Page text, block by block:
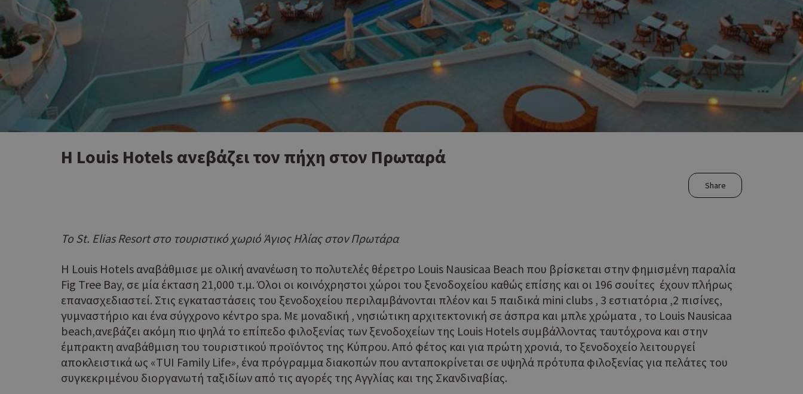
Η Louis Hotels ανεβάζει τον πήχη στον Πρωταρά
Share
Το St. Elias Resort στο τουριστικό χωριό Άγιος Ηλίας στον Πρωτάρα
Η Louis Hotels αναβάθμισε με ολική ανανέωση το πολυτελές θέρετρο Louis Nausicaa Beach που βρίσκεται στην φημισμένη παραλία
Fig Tree Bay, σε μία έκταση 21,000 τ.μ. Όλοι οι κοινόχρηστοι χώροι του ξενοδοχείου καθώς επίσης και οι 196 σουίτες έχουν πλήρως
επανασχεδιαστεί. Στις εγκαταστάσεις του ξενοδοχείου περιλαμβάνονται πλέον και 5 παιδικά mini clubs , 3 εστιατόρια ,2 πισίνες,
γυμναστήριο και ένα σύγχρονο κέντρο spa. Με μοναδική , νησιώτικη αρχιτεκτονική σε άσπρα και μπλε χρώματα , το Louis Nausicaa
beach,ανεβάζει ακόμη πιο ψηλά το επίπεδο φιλοξενίας των ξενοδοχείων της Louis Hotels συμβάλλοντας ταυτόχρονα και στην
έμπρακτη αναβάθμιση του τουριστικού προϊόντος της Κύπρου. Από φέτος και για πρώτη χρονιά, το ξενοδοχείο λειτουργεί
αποκλειστικά ως «TUI Family Life», ένα πρόγραμμα διακοπών που ανταποκρίνεται σε υψηλά πρότυπα φιλοξενίας για πελάτες του
συγκεκριμένου διοργανωτή ταξιδίων από τις αγορές της Αγγλίας και της Σκανδιναβίας.